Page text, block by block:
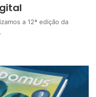
a 12ª edição da